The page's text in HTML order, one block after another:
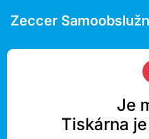
Zeccer
Je
Tiskárna je